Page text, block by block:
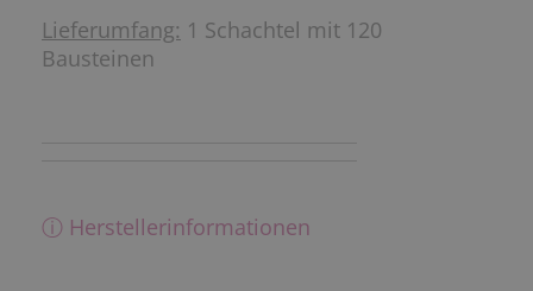
Lieferumfang: 1 Schachtel mit 120
Bausteinen
ⓘ Herstellerinformationen